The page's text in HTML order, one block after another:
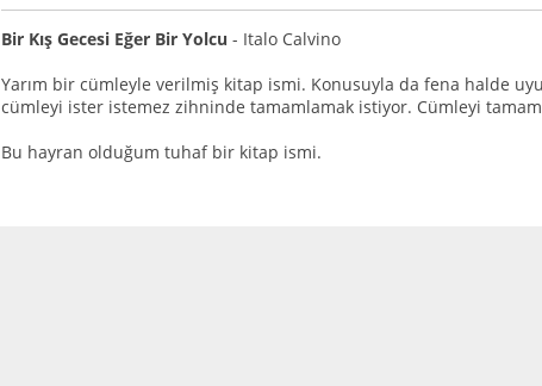
Bir Kış Gecesi Eğer Bir Yolcu - Italo Calvino
Yarım bir cümleyle verilmiş kitap ismi. Konusuyla da fena halde
cümleyi ister istemez zihninde tamamlamak istiyor. Cümleyi
Bu hayran olduğum tuhaf bir kitap ismi.